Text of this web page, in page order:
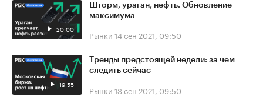
20:00
Шторм, ураган, нефть. Обновление
максимума
Рынки 14 сен 2021, 09:50
19:55
Тренды предстоящей недели: за чем
следить сейчас
Рынки 13 сен 2021, 09:50